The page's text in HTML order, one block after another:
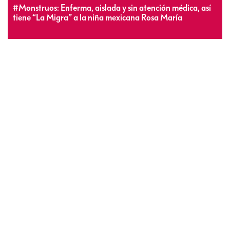
#Monstruos: Enferma, aislada y sin atención médica, así
tiene “La Migra” a la niña mexicana Rosa María